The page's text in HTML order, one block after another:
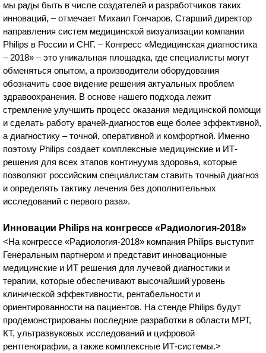
мы рады быть в числе создателей и разработчиков таких
инноваций, – отмечает Михаил Гончаров, Старший директор
направления систем медицинской визуализации компании
Philips в России и СНГ. – Конгресс «Медицинская диагностика
– 2018» – это уникальная площадка, где специалисты могут
обменяться опытом, а производители оборудования
обозначить свое видение решения актуальных проблем
здравоохранения. В основе нашего подхода лежит
стремление улучшить процесс оказания медицинской помощи
и сделать работу врачей-диагностов еще более эффективной,
а диагностику – точной, оперативной и комфортной. Именно
поэтому Philips создает комплексные медицинские и ИТ-
решения для всех этапов континуума здоровья, которые
позволяют российским специалистам ставить точный диагноз
и определять тактику лечения без дополнительных
исследований с первого раза».
Инновации Philips на конгрессе «Радиология-2018»
<На конгрессе «Радиология-2018» компания Philips выступит
Генеральным партнером и представит инновационные
медицинские и ИТ решения для лучевой диагностики и
терапии, которые обеспечивают высочайший уровень
клинической эффективности, рентабельности и
ориентированности на пациентов. На стенде Philips будут
продемонстрированы последние разработки в области МРТ,
КТ, ультразвуковых исследований и цифровой
рентгенографии, а также комплексные ИТ-системы.>